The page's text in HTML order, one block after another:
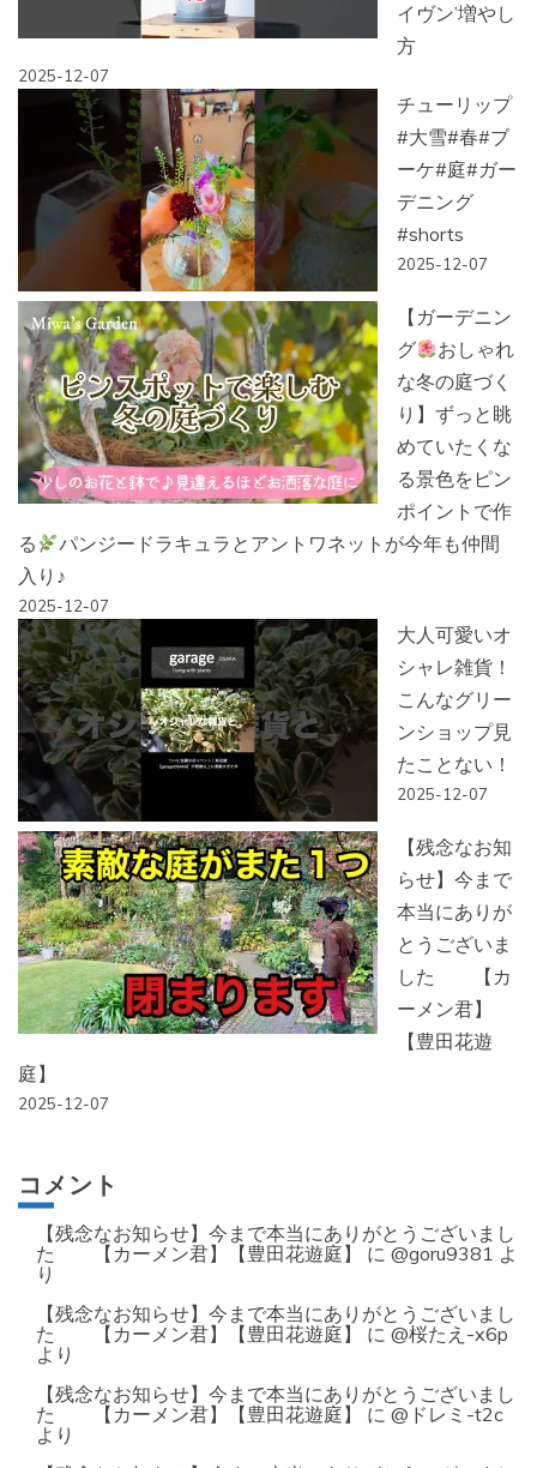
イヴン’増やし
方
2025-12-07
チューリップ
#大雪#春#ブ
ーケ#庭#ガー
デニング
#shorts
2025-12-07
【ガーデニン
グ
おしゃれ
な冬の庭づく
り】ずっと眺
めていたくな
る景色をピン
ポイントで作
る
パンジードラキュラとアントワネットが今年も仲間
入り♪
2025-12-07
大人可愛いオ
シャレ雑貨！
こんなグリー
ンショップ見
たことない！
2025-12-07
【残念なお知
らせ】今まで
本当にありが
とうございま
した 【カ
ーメン君】
【豊田花遊
庭】
2025-12-07
コメント
【残念なお知らせ】今まで本当にありがとうございまし
た 【カーメン君】【豊田花遊庭】
に @goru9381 よ
り
【残念なお知らせ】今まで本当にありがとうございまし
た 【カーメン君】【豊田花遊庭】
に @桜たえ-x6p
より
【残念なお知らせ】今まで本当にありがとうございまし
た 【カーメン君】【豊田花遊庭】
に @ドレミ-t2c
より